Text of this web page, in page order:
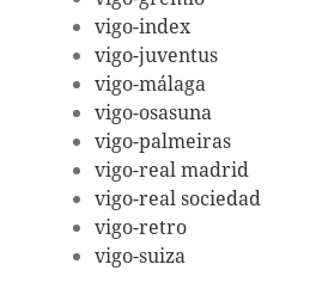
vigo-index
vigo-juventus
vigo-málaga
vigo-osasuna
vigo-palmeiras
vigo-real madrid
vigo-real sociedad
vigo-retro
vigo-suiza